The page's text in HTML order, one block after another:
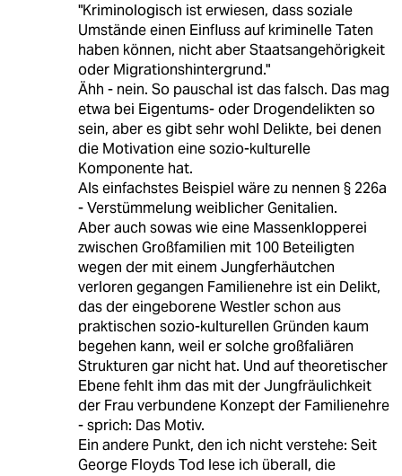
"Kriminologisch ist erwiesen, dass soziale
Umstände einen Einfluss auf kriminelle Taten
haben können, nicht aber Staatsangehörigkeit
oder Migrationshintergrund."
Ähh - nein. So pauschal ist das falsch. Das mag
etwa bei Eigentums- oder Drogendelikten so
sein, aber es gibt sehr wohl Delikte, bei denen
die Motivation eine sozio-kulturelle
Komponente hat.
Als einfachstes Beispiel wäre zu nennen § 226a
- Verstümmelung weiblicher Genitalien.
Aber auch sowas wie eine Massenklopperei
zwischen Großfamilien mit 100 Beteiligten
wegen der mit einem Jungferhäutchen
verloren gegangen Familienehre ist ein Delikt,
das der eingeborene Westler schon aus
praktischen sozio-kulturellen Gründen kaum
begehen kann, weil er solche großfaliären
Strukturen gar nicht hat. Und auf theoretischer
Ebene fehlt ihm das mit der Jungfräulichkeit
der Frau verbundene Konzept der Familienehre
- sprich: Das Motiv.
Ein andere Punkt, den ich nicht verstehe: Seit
George Floyds Tod lese ich überall, die